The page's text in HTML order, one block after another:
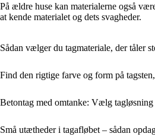
På ældre huse kan materialerne også
at kende materialet og dets svagheder.
Sådan vælger du tagmateriale, der tåler
Find den rigtige farve og form på
Betontag med omtanke: Vælg
Små utætheder i tagafløbet – sådan